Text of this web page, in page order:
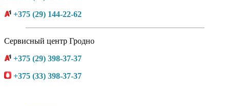
+375 (29) 144-22-62
Сервисный центр Гродно
+375 (29) 398-37-37
+375 (33) 398-37-37